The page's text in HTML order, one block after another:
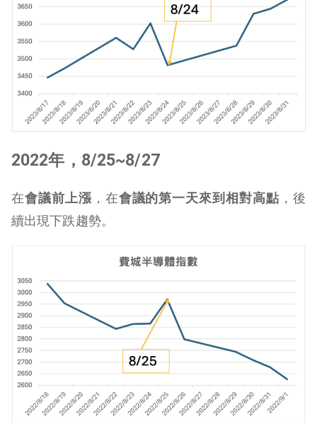
2022年，8/25~8/27
在會議前上漲 ，在會議的第一天來到相對高點 ，後
續出現下跌趨勢。